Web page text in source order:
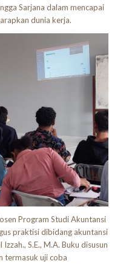
Sarjana dalam mencapai
dunia kerja.
Program Studi Akuntansi
praktisi dibidang akuntansi
S.E., M.A. Buku disusun
termasuk uji coba